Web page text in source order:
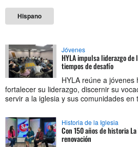
Hispano
Jóvenes
HYLA impulsa liderazgo
tiempos de desafío
HYLA reúne a
fortalecer su liderazgo, discernir su
servir a la iglesia y sus comunidades en
Historia de la Iglesia
Con 150 años de historia
renovación